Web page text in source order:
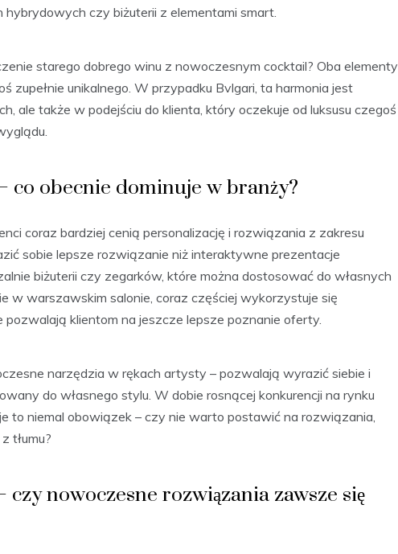
hybrydowych czy biżuterii z elementami smart.
starego dobrego winu z nowoczesnym cocktail? Oba elementy
zupełnie unikalnego. W przypadku Bvlgari, ta harmonia jest
ale także w podejściu do klienta, który oczekuje od luksusu czegoś
co obecnie dominuje w branży?
coraz bardziej cenią personalizację i rozwiązania z zakresu
sobie lepsze rozwiązanie niż interaktywne prezentacje
biżuterii czy zegarków, które można dostosować do własnych
w warszawskim salonie, coraz częściej wykorzystuje się
klientom na jeszcze lepsze poznanie oferty.
narzędzia w rękach artysty – pozwalają wyrazić siebie i
do własnego stylu. W dobie rosnącej konkurencji na rynku
to niemal obowiązek – czy nie warto postawić na rozwiązania,
tłumu?
nowoczesne rozwiązania zawsze się